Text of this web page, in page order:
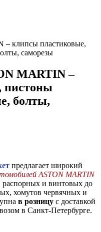
– клипсы пластиковые,
саморезы
MARTIN –
пистоны
болты,
предлагает широкий
ASTON MARTIN
распорных и винтовых до
хомутов червячных и
в розницу с доставкой
в Санкт-Петербурге.